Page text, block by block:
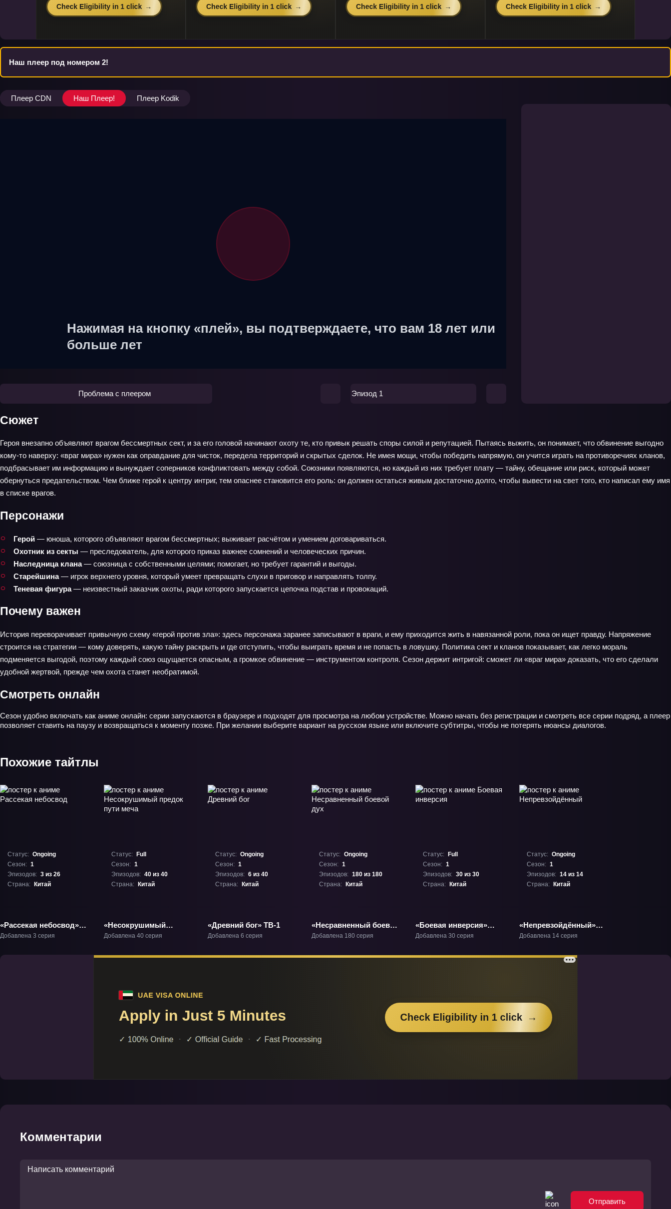
Наш плеер под номером 2!
Плеер CDN Наш Плеер! Плеер Kodik
Нажимая на кнопку «плей», вы подтверждаете, что вам 18 лет или
больше лет
Проблема с плеером Эпизод 1
Сюжет
Героя внезапно объявляют врагом бессмертных сект, и за его головой начинают охоту те, кто привык решать споры силой и репутацией. Пытаясь выжить, он понимает, что обвинение выгодно
кому-то наверху: «враг мира» нужен как оправдание для чисток, передела территорий и скрытых сделок. Не имея мощи, чтобы победить напрямую, он учится играть на противоречиях кланов,
подбрасывает им информацию и вынуждает соперников конфликтовать между собой. Союзники появляются, но каждый из них требует плату — тайну, обещание или риск, который может
обернуться предательством. Чем ближе герой к центру интриг, тем опаснее становится его роль: он должен остаться живым достаточно долго, чтобы вывести на свет того, кто написал ему имя
в списке врагов.
Персонажи
Герой — юноша, которого объявляют врагом бессмертных; выживает расчётом и умением договариваться.
Охотник из секты — преследователь, для которого приказ важнее сомнений и человеческих причин.
Наследница клана— союзница с собственными целями; помогает, но требует гарантий и выгоды.
Старейшина— игрок верхнего уровня, который умеет превращать слухи в приговор и направлять толпу.
Теневая фигура— неизвестный заказчик охоты, ради которого запускается цепочка подстав и провокаций.
Почему важен
История переворачивает привычную схему «герой против зла»: здесь персонажа заранее записывают в враги, и ему приходится жить в навязанной роли, пока он ищет правду. Напряжение
строится на стратегии — кому доверять, какую тайну раскрыть и где отступить, чтобы выиграть время и не попасть в ловушку. Политика сект и кланов показывает, как легко мораль
подменяется выгодой, поэтому каждый союз ощущается опасным, а громкое обвинение — инструментом контроля. Сезон держит интригой: сможет ли «враг мира» доказать, что его сделали
удобной жертвой, прежде чем охота станет необратимой.
Смотреть онлайн
Сезон удобно включать как аниме онлайн: серии запускаются в браузере и подходят для просмотра на любом устройстве. Можно начать без регистрации и смотреть все серии подряд, а плеер
позволяет ставить на паузу и возвращаться к моменту позже. При желании выберите вариант на русском языке или включите субтитры, чтобы не потерять нюансы диалогов.
Похожие тайтлы
Статус: Ongoing
Сезон: 1
Эпизодов: 3 из 26
Страна:
Китай
«Рассекая небосвод»
ТВ-1
Добавлена 3 серия
Статус:
Full
Сезон: 1
Эпизодов: 40 из 40
Страна:
Китай
«Несокрушимый
предок пути меча» ТВ-1
Добавлена 40 серия
Статус: Ongoing
Сезон: 1
Эпизодов: 6 из 40
Страна:
Китай
«Древний бог» ТВ-1
Добавлена 6 серия
Статус: Ongoing
Сезон: 1
Эпизодов: 180 из 180
Страна:
Китай
«Несравненный боевой
дух» ТВ-1
Добавлена 180 серия
Статус:
Full
Сезон: 1
Эпизодов: 30 из 30
Страна:
Китай
«Боевая инверсия»
ТВ-1
Добавлена 30 серия
Статус: Ongoing
Сезон: 1
Эпизодов: 14 из 14
Страна:
Китай
«Непревзойдённый»
ТВ-1
Добавлена 14 серия
Комментарии
Отправить